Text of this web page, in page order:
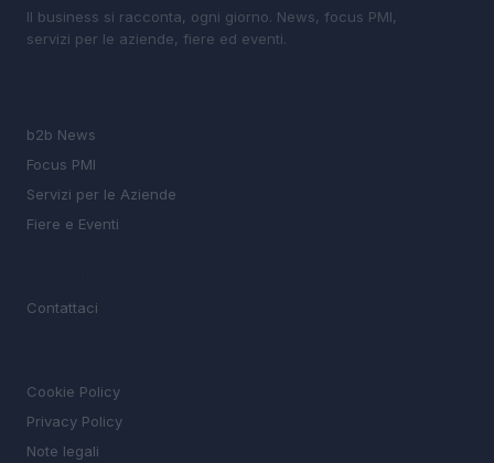
Il business si racconta, ogni giorno. News, focus PMI,
servizi per le aziende, fiere ed eventi.
b2b News
Focus PMI
Servizi per le Aziende
Fiere e Eventi
Contattaci
Cookie Policy
Privacy Policy
Note legali